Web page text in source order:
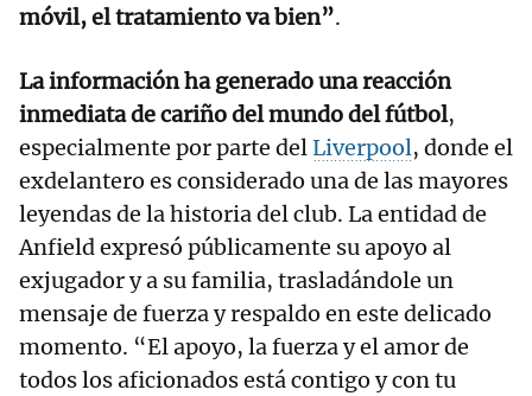
móvil, el tratamiento va bien”.
La información ha generado una reacción
inmediata de cariño del mundo del fútbol,
especialmente por parte delLiverpool, donde el
exdelantero es considerado una de las mayores
leyendas de la historia del club. La entidad de
Anfield expresó públicamente su apoyo al
exjugador y a su familia, trasladándole un
mensaje de fuerza y respaldo en este delicado
momento. “El apoyo, la fuerza y el amor de
todos los aficionados está contigo y con tu